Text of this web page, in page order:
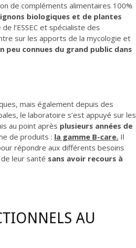
de compléments alimentaires 100%
biologiques et de plantes
l’ESSEC et spécialiste des
sur les apports de la mycologie et
peu connues du grand public dans
mais également depuis des
le laboratoire s’est appuyé sur les
au point après plusieurs années de
de produits : la gamme B-care. Il
répondre aux différents besoins
leur santé sans avoir recours à
AU